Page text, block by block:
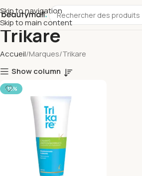
Skip to navigation
Skip to main content
Trikare
Accueil Marques Trikare
Show column
-35%